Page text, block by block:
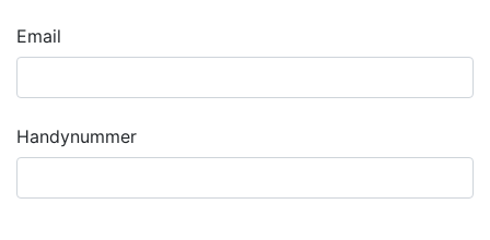
Email
Handynummer